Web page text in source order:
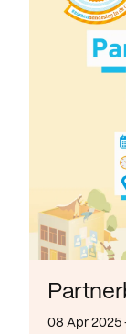
08 Apr 2025